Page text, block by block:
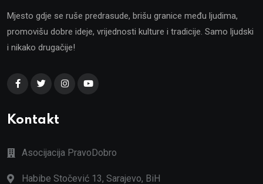
Mjesto gdje se ruše predrasude, brišu granice među ljudima,
promovišu dobre ideje, vrijednosti kulture i tradicije. Samo ljudski
i nikako drugačije!
Kontakt
Asocijacija PravoDobro
Habibe Stočević 13, Sarajevo, BiH